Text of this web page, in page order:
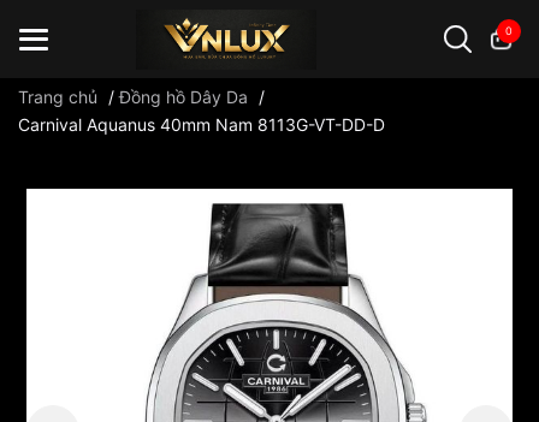
0
Trang chủ /Đồng hồ Dây Da
/
Carnival Aquanus 40mm Nam 8113G-VT-DD-D